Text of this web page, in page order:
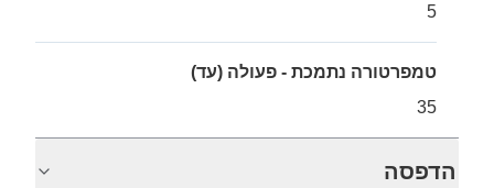
5
טמפרטורה נתמכת - פעולה (עד)
35
הדפסה